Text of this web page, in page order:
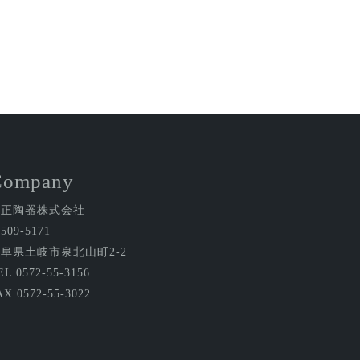
陶器株式会社
5171
県土岐市泉北山町2-2
0572-55-3156
0572-55-3022